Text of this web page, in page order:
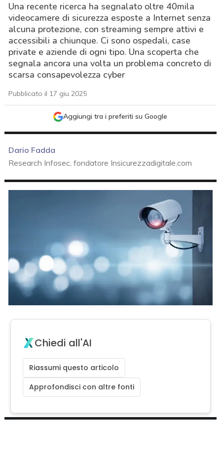
Una recente ricerca ha segnalato oltre 40mila
videocamere di sicurezza esposte a Internet senza
alcuna protezione, con streaming sempre attivi e
accessibili a chiunque. Ci sono ospedali, case
private e aziende di ogni tipo. Una scoperta che
segnala ancora una volta un problema concreto di
scarsa consapevolezza cyber
Pubblicato il 17 giu 2025
Aggiungi tra i preferiti su Google
Dario Fadda
Research Infosec, fondatore Insicurezzadigitale.com
Chiedi all'AI
Riassumi questo articolo
Approfondisci con altre fonti